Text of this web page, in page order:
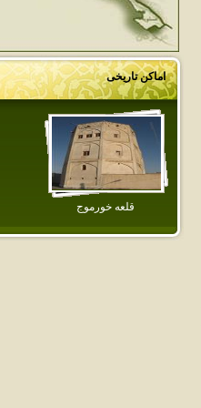
اماکن تاریخی
قلعه خورموج